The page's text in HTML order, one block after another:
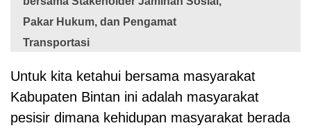
Pakar Hukum, dan Pengamat
Transportasi
Untuk kita ketahui bersama masyarakat
Kabupaten Bintan ini adalah masyarakat
pesisir dimana kehidupan masyarakat berada